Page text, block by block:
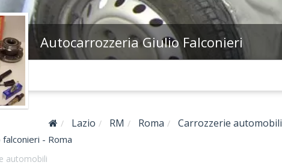
Autocarrozzeria Giulio Falconieri
Lazio RM Roma Carrozzerie automobili
- Roma
automobili